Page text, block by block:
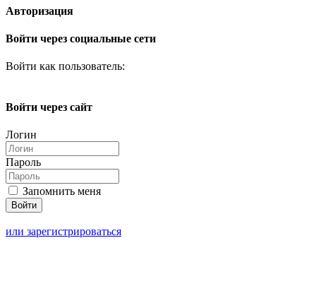
Авторизация
Войти через социальные сети
Войти как пользователь:
Войти через сайт
Логин
Пароль
Запомнить меня
или зарегистрироваться